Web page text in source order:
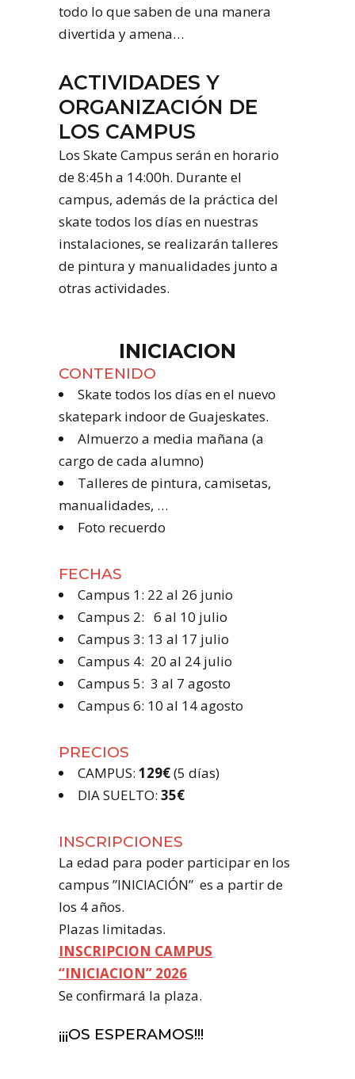
todo lo que saben de una manera
divertida y amena…
ACTIVIDADES Y
ORGANIZACIÓN DE
LOS CAMPUS
Los Skate Campus serán en horario
de 8:45h a 14:00h. Durante el
campus, además de la práctica del
skate todos los días en nuestras
instalaciones, se realizarán talleres
de pintura y manualidades junto a
otras actividades.
INICIACION
CONTENIDO
Skate todos los días en el nuevo
skatepark indoor de Guajeskates.
Almuerzo a media mañana (a
cargo de cada alumno)
Talleres de pintura, camisetas,
manualidades, …
Foto recuerdo
FECHAS
Campus 1: 22 al 26 junio
Campus 2: 6 al 10 julio
Campus 3: 13 al 17 julio
Campus 4: 20 al 24 julio
Campus 5: 3 al 7 agosto
Campus 6: 10 al 14 agosto
PRECIOS
CAMPUS: 129€(5 días)
DIA SUELTO: 35€
INSCRIPCIONES
La edad para poder participar en los
campus ”INICIACIÓN” es a partir de
los 4 años.
Plazas limitadas.
INSCRIPCION CAMPUS
“INICIACION” 2026
Se confirmará la plaza.
¡¡¡OS ESPERAMOS!!!